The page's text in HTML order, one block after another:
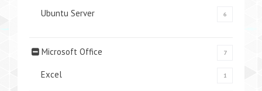
Ubuntu Server 6
Microsoft Office 7
Excel 1